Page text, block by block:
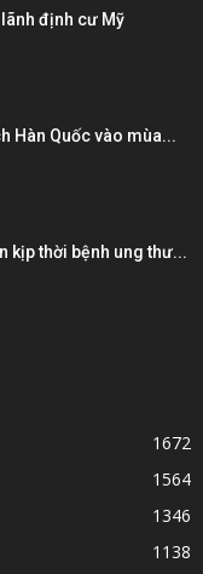
định cư Mỹ
Hàn Quốc vào mùa...
kịp thời bệnh ung thư...
1672
1564
1346
1138